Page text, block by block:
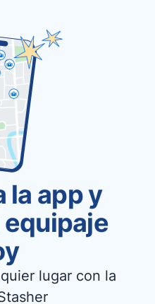
la app y
lugar con la